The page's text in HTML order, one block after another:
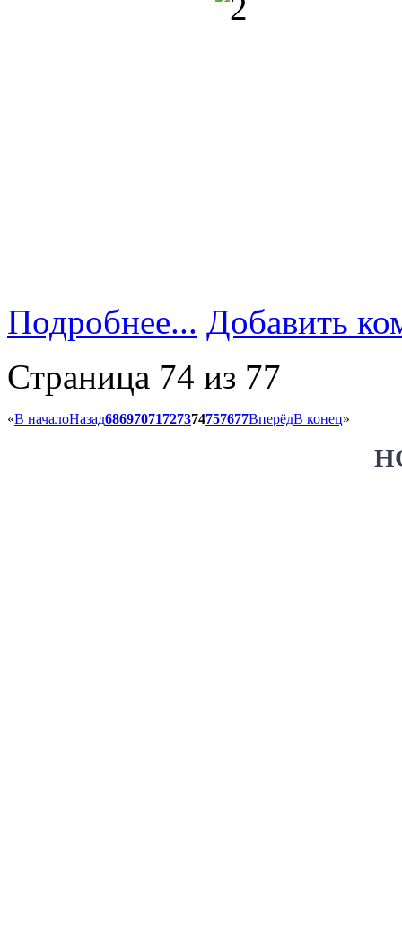
Подробнее... Добавить
Страница 74 из 77
«В началоНазад68697071727374757677ВперёдВ конец»